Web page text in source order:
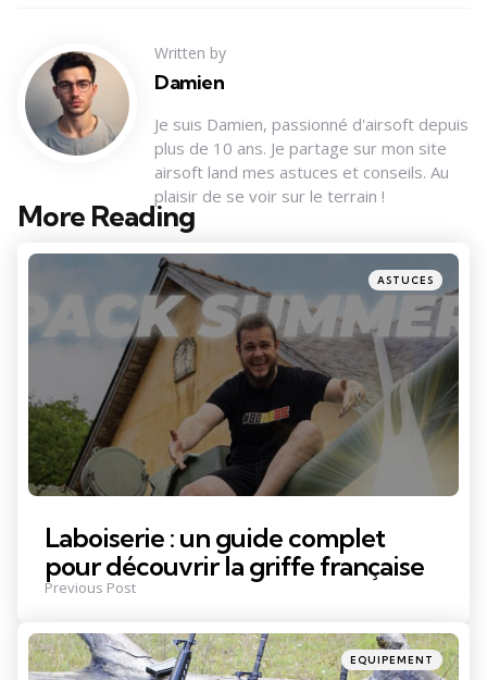
Written by
Damien
Je suis Damien, passionné d'airsoft depuis
plus de 10 ans. Je partage sur mon site
airsoft land mes astuces et conseils. Au
plaisir de se voir sur le terrain !
More Reading
Post
navigation
Posted
in
ASTUCES
Laboiserie : un guide complet
pour découvrir la griffe française
Previous Post
Posted
in
EQUIPEMENT